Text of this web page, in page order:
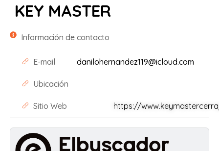
KEY MASTER
Información de contacto
E-mail danilohernandez119@icloud.com
Ubicación
Sitio Web https://